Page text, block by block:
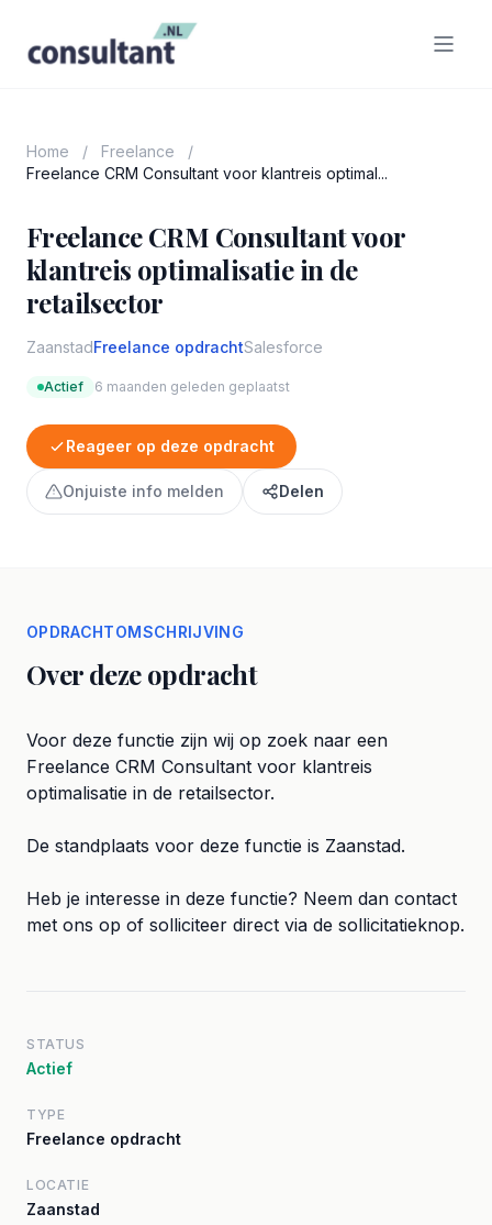
Home / Freelance
/
Freelance CRM Consultant voor klantreis optimal...
Freelance CRM Consultant voor
klantreis optimalisatie in de
retailsector
ZaanstadFreelance opdrachtSalesforce
Actief 6 maanden geleden geplaatst
Reageer op deze opdracht
Onjuiste info melden Delen
OPDRACHTOMSCHRIJVING
Over deze opdracht
Voor deze functie zijn wij op zoek naar een
Freelance CRM Consultant voor klantreis
optimalisatie in de retailsector.
De standplaats voor deze functie is Zaanstad.
Heb je interesse in deze functie? Neem dan contact
met ons op of solliciteer direct via de sollicitatieknop.
STATUS
Actief
TYPE
Freelance opdracht
LOCATIE
Zaanstad